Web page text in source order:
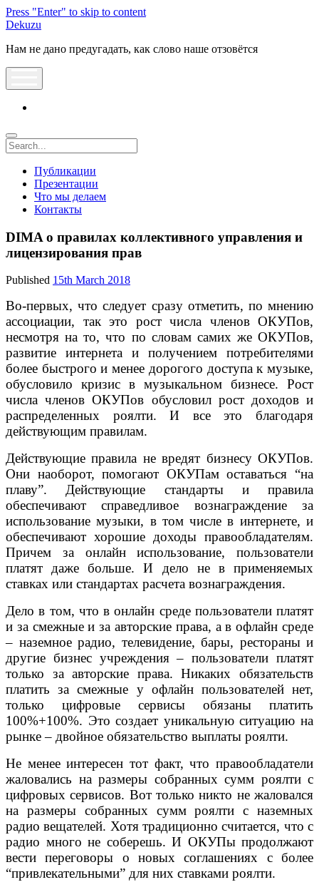
Press "Enter" to skip to content
Dekuzu
Нам не дано предугадать, как слово наше отзовётся
Search
Публикации
Презентации
Что мы делаем
Контакты
DIMA о правилах коллективного управления и
лицензирования прав
Published 15th March 2018
Во-первых, что следует сразу отметить, по мнению
ассоциации, так это рост числа членов ОКУПов,
несмотря на то, что по словам самих же ОКУПов,
развитие интернета и получением потребителями
более быстрого и менее дорогого доступа к музыке,
обусловило кризис в музыкальном бизнесе. Рост
числа членов ОКУПов обусловил рост доходов и
распределенных роялти. И все это благодаря
действующим правилам.
Действующие правила не вредят бизнесу ОКУПов.
Они наоборот, помогают ОКУПам оставаться “на
плаву”. Действующие стандарты и правила
обеспечивают справедливое вознаграждение за
использование музыки, в том числе в интернете, и
обеспечивают хорошие доходы правообладателям.
Причем за онлайн использование, пользователи
платят даже больше. И дело не в применяемых
ставках или стандартах расчета вознаграждения.
Дело в том, что в онлайн среде пользователи платят
и за смежные и за авторские права, а в офлайн среде
– наземное радио, телевидение, бары, рестораны и
другие бизнес учреждения – пользователи платят
только за авторские права. Никаких обязательств
платить за смежные у офлайн пользователей нет,
только цифровые сервисы обязаны платить
100%+100%. Это создает уникальную ситуацию на
рынке – двойное обязательство выплаты роялти.
Не менее интересен тот факт, что правообладатели
жаловались на размеры собранных сумм роялти с
цифровых сервисов. Вот только никто не жаловался
на размеры собранных сумм роялти с наземных
радио вещателей. Хотя традиционно считается, что с
радио много не соберешь. И ОКУПы продолжают
вести переговоры о новых соглашениях с более
“привлекательными” для них ставками роялти.